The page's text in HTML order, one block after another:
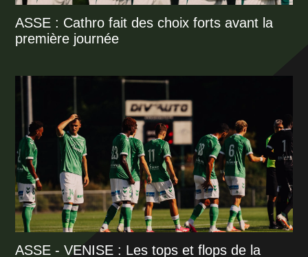
ASSE : Cathro fait des choix forts avant la
première journée
ASSE - VENISE : Les tops et flops de la